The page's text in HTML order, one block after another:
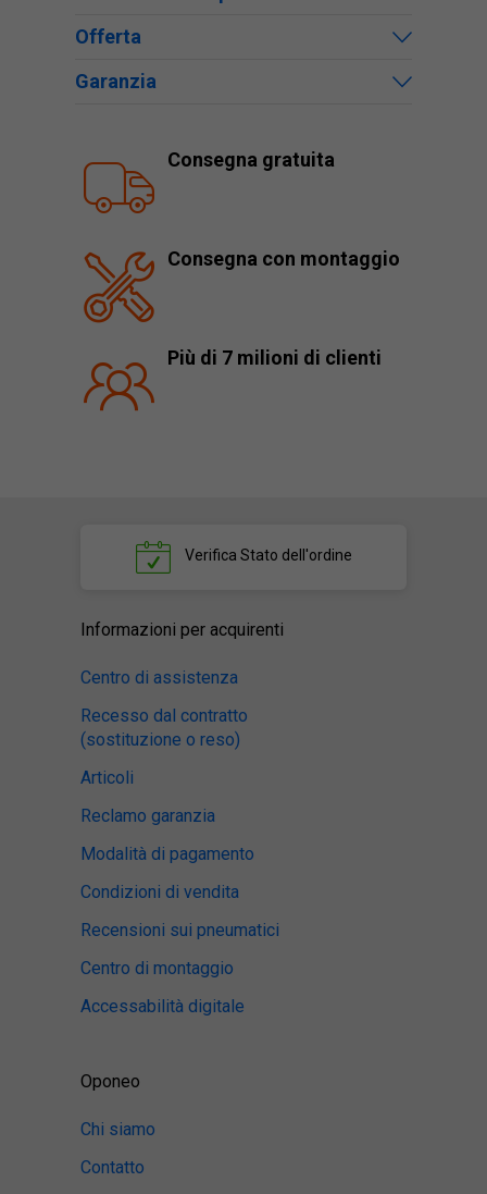
Offerta
Garanzia
Consegna gratuita
Consegna con montaggio
Più di 7 milioni di clienti
Verifica Stato dell'ordine
Informazioni per acquirenti
Centro di assistenza
Recesso dal contratto
(sostituzione o reso)
Articoli
Reclamo garanzia
Modalità di pagamento
Condizioni di vendita
Recensioni sui pneumatici
Centro di montaggio
Accessabilità digitale
Oponeo
Chi siamo
Contatto